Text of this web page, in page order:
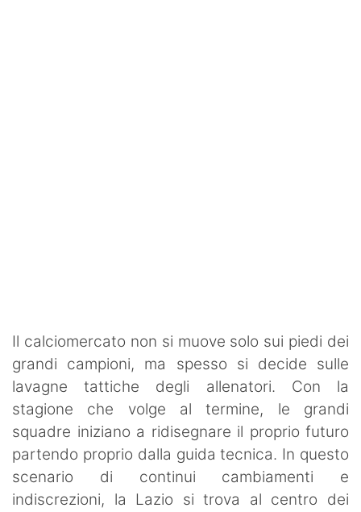
Il calciomercato non si muove solo sui piedi dei
grandi campioni, ma spesso si decide sulle
lavagne tattiche degli allenatori. Con la
stagione che volge al termine, le grandi
squadre iniziano a ridisegnare il proprio futuro
partendo proprio dalla guida tecnica. In questo
scenario di continui cambiamenti e
indiscrezioni, la Lazio si trova al centro dei